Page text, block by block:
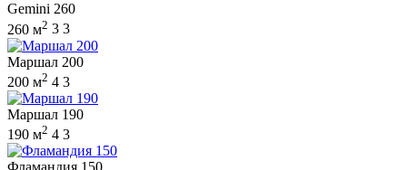
Gemini 260
260 м2 3 3
Маршал 200
200 м2 4 3
Маршал 190
190 м2 4 3